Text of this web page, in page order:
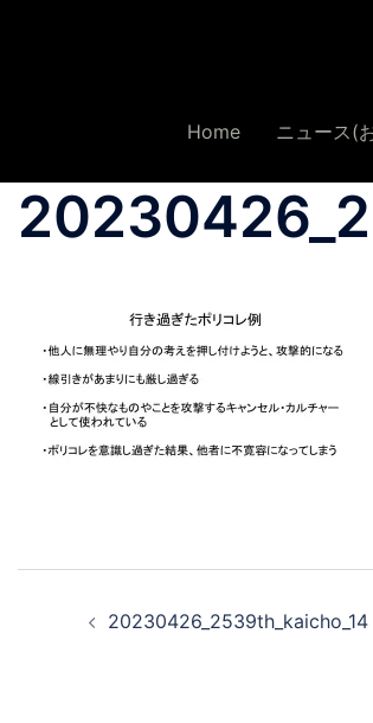
Home ニュース(
20230426_2539th_kaicho_14